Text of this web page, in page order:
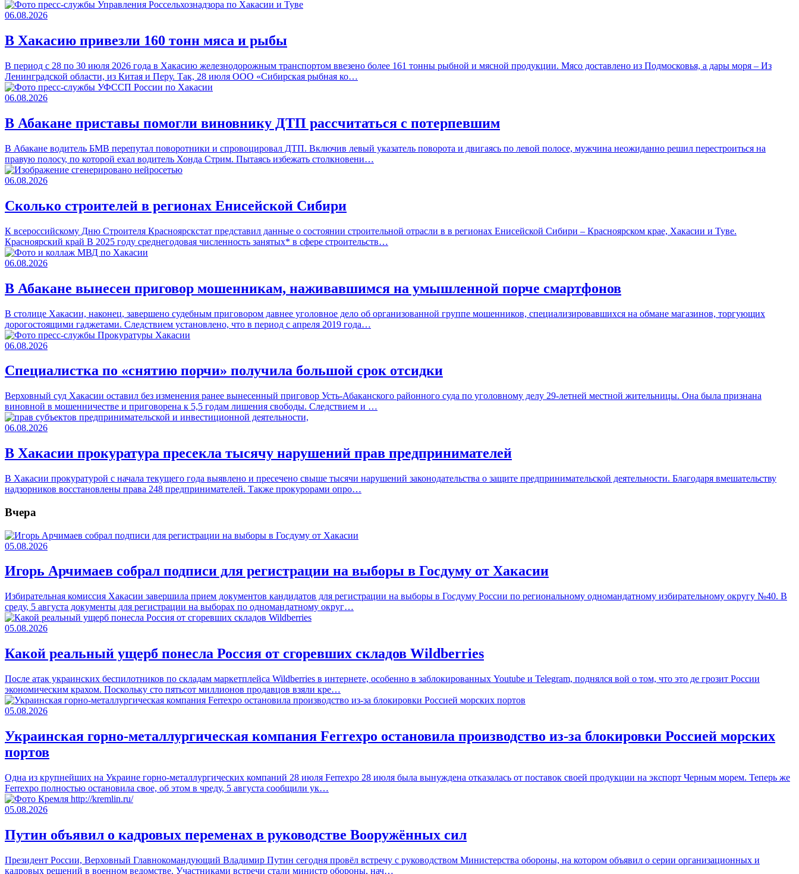
06.08.2026
В Хакасию привезли 160 тонн мяса и рыбы
В период с 28 по 30 июля 2026 года в Хакасию железнодорожным транспортом ввезено более 161 тонны рыбной и мясной продукции. Мясо доставлено из Подмосковья, а дары моря – Из
Ленинградской области, из Китая и Перу. Так, 28 июля ООО «Сибирская рыбная ко…
06.08.2026
В Абакане приставы помогли виновнику ДТП рассчитаться с потерпевшим
В Абакане водитель БМВ перепутал поворотники и спровоцировал ДТП. Включив левый указатель поворота и двигаясь по левой полосе, мужчина неожиданно решил перестроиться на
правую полосу, по которой ехал водитель Хонда Стрим. Пытаясь избежать столкновени…
06.08.2026
Сколько строителей в регионах Енисейской Сибири
К всероссийскому Дню Строителя Красноярскстат представил данные о состоянии строительной отрасли в в регионах Енисейской Сибири – Красноярском крае, Хакасии и Туве.
Красноярский край В 2025 году среднегодовая численность занятых* в сфере строительств…
06.08.2026
В Абакане вынесен приговор мошенникам, наживавшимся на умышленной порче смартфонов
В столице Хакасии, наконец, завершено судебным приговором давнее уголовное дело об организованной группе мошенников, специализировавшихся на обмане магазинов, торгующих
дорогостоящими гаджетами. Следствием установлено, что в период с апреля 2019 года…
06.08.2026
Специалистка по «снятию порчи» получила большой срок отсидки
Верховный суд Хакасии оставил без изменения ранее вынесенный приговор Усть-Абаканского районного суда по уголовному делу 29-летней местной жительницы. Она была признана
виновной в мошенничестве и приговорена к 5,5 годам лишения свободы. Следствием и …
06.08.2026
В Хакасии прокуратура пресекла тысячу нарушений прав предпринимателей
В Хакасии прокуратурой с начала текущего года выявлено и пресечено свыше тысячи нарушений законодательства о защите предпринимательской деятельности. Благодаря вмешательству
надзорников восстановлены права 248 предпринимателей. Также прокурорами опро…
Вчера
05.08.2026
Игорь Арчимаев собрал подписи для регистрации на выборы в Госдуму от Хакасии
Избирательная комиссия Хакасии завершила прием документов кандидатов для регистрации на выборы в Госдуму России по региональному одномандатному избирательному округу №40. В
среду, 5 августа документы для регистрации на выборах по одномандатному округ…
05.08.2026
Какой реальный ущерб понесла Россия от сгоревших складов Wildberries
После атак украинских беспилотников по складам маркетплейса Wildberries в интернете, особенно в заблокированных Youtube и Telegram, поднялся вой о том, что это де грозит России
экономическим крахом. Поскольку сто пятьсот миллионов продавцов взяли кре…
05.08.2026
Украинская горно-металлургическая компания Ferrexpo остановила производство из-за блокировки Россией морских
портов
Одна из крупнейших на Украине горно-металлургических компаний 28 июля Ferrexpo 28 июля была вынуждена отказалась от поставок своей продукции на экспорт Черным морем. Теперь же
Ferrexpo полностью остановила свое, об этом в чреду, 5 августа сообщили ук…
05.08.2026
Путин объявил о кадровых переменах в руководстве Вооружённых сил
Президент России, Верховный Главнокомандующий Владимир Путин сегодня провёл встречу с руководством Министерства обороны, на котором объявил о серии организационных и
кадровых решений в военном ведомстве. Участниками встречи стали министр обороны, нач…